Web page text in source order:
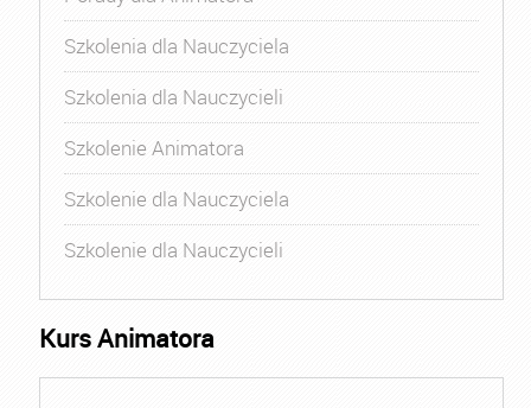
Szkolenia dla Nauczyciela
Szkolenia dla Nauczycieli
Szkolenie Animatora
Szkolenie dla Nauczyciela
Szkolenie dla Nauczycieli
Kurs Animatora